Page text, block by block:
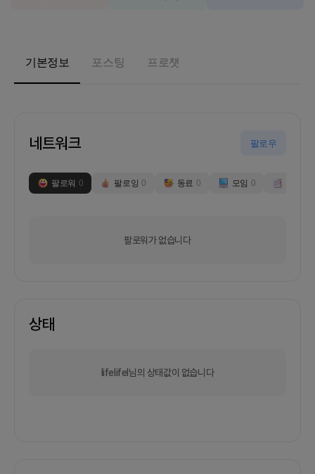
기본정보 포스팅 프로챗
네트워크 팔로우
팔로워 0 팔로잉 0 동료 0 모임 0
팔로워가 없습니다
상태
lifelifel님의 상태값이 없습니다